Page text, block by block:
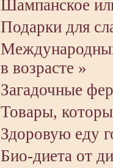
Шампанское
Подарки для
в возрасте »
Загадочные
Товары,
Здоровую еду
Био-диета от